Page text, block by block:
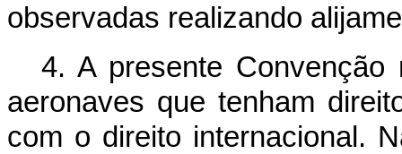
observadas realizando
4. A presente
aeronaves que tenham
com o direito internacional.